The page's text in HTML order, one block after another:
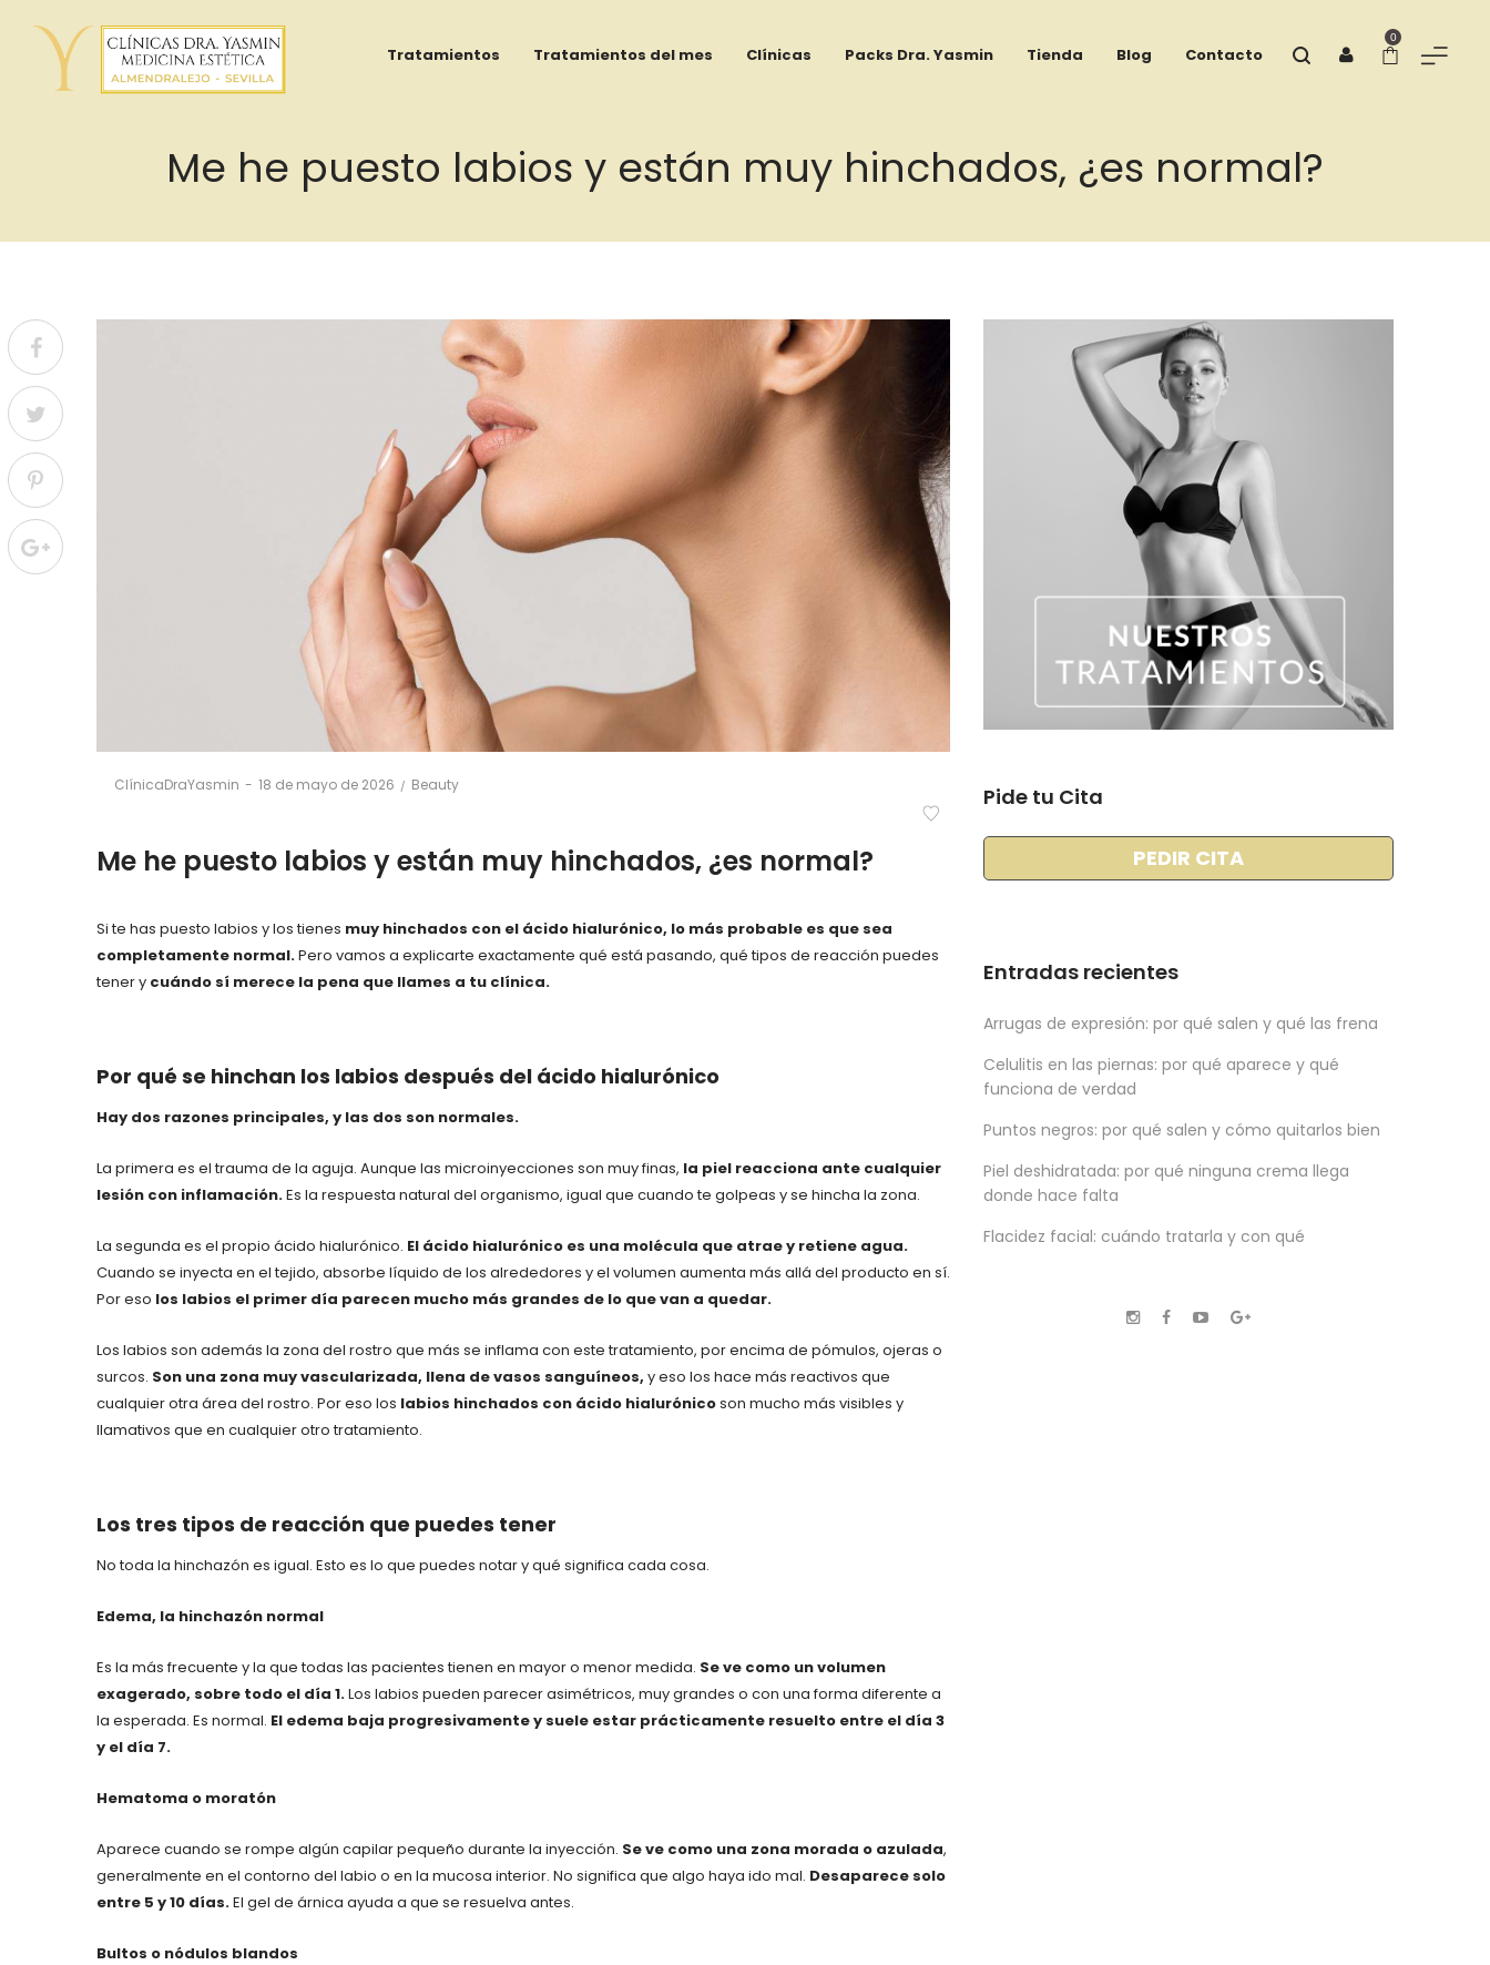
Adib
Tratamientos Tratamientos del mes Clínicas Packs Dra. Yasmin Tienda Blog Contacto
0
Me he puesto labios y están muy hinchados, ¿es normal?
ClínicaDraYasmin
Posted
18 de mayo de 2026
Posted
Beauty
Me he puesto labios y están muy hinchados, ¿es normal?
Si te has puesto labios y los tienes muy hinchados con el ácido hialurónico, lo más probable es que sea
completamente normal.Pero vamos a explicarte exactamente qué está pasando, qué tipos de reacción puedes
tener y cuándo sí merece la pena que llames a tu clínica.
Por qué se hinchan los labios después del ácido hialurónico
Hay dos razones principales, y las dos son normales.
La primera es el trauma de la aguja. Aunque las microinyecciones son muy finas, la piel reacciona ante cualquier
lesión con inflamación.Es la respuesta natural del organismo, igual que cuando te golpeas y se hincha la zona.
La segunda es el propio ácido hialurónico. El ácido hialurónico es una molécula que atrae y retiene agua.
Cuando se inyecta en el tejido, absorbe líquido de los alrededores y el volumen aumenta más allá del producto en sí.
Por eso los labios el primer día parecen mucho más grandes de lo que van a quedar.
Los labios son además la zona del rostro que más se inflama con este tratamiento, por encima de pómulos, ojeras o
surcos. Son una zona muy vascularizada, llena de vasos sanguíneos, y eso los hace más reactivos que
cualquier otra área del rostro. Por eso los labios hinchados con ácido hialurónicoson mucho más visibles y
llamativos que en cualquier otro tratamiento.
Los tres tipos de reacción que puedes tener
No toda la hinchazón es igual. Esto es lo que puedes notar y qué significa cada cosa.
Edema, la hinchazón normal
Es la más frecuente y la que todas las pacientes tienen en mayor o menor medida. Se ve como un volumen
exagerado, sobre todo el día 1.Los labios pueden parecer asimétricos, muy grandes o con una forma diferente a
la esperada. Es normal. El edema baja progresivamente y suele estar prácticamente resuelto entre el día 3
y el día 7.
Hematoma o moratón
Aparece cuando se rompe algún capilar pequeño durante la inyección. Se ve como una zona morada o azulada,
generalmente en el contorno del labio o en la mucosa interior. No significa que algo haya ido mal. Desaparece solo
entre 5 y 10 días.El gel de árnica ayuda a que se resuelva antes.
Bultos o nódulos blandos
Pide tu Cita
PEDIR CITA
Entradas recientes
Arrugas de expresión: por qué salen y qué las frena
Celulitis en las piernas: por qué aparece y qué
funciona de verdad
Puntos negros: por qué salen y cómo quitarlos bien
Piel deshidratada: por qué ninguna crema llega
donde hace falta
Flacidez facial: cuándo tratarla y con qué